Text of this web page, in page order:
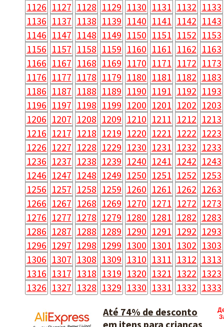
1126 1127 1128 1129 1130 1131 1132 1133
1136 1137 1138 1139 1140 1141 1142 1143
1146 1147 1148 1149 1150 1151 1152 1153
1156 1157 1158 1159 1160 1161 1162 1163
1166 1167 1168 1169 1170 1171 1172 1173
1176 1177 1178 1179 1180 1181 1182 1183
1186 1187 1188 1189 1190 1191 1192 1193
1196 1197 1198 1199 1200 1201 1202 1203
1206 1207 1208 1209 1210 1211 1212 1213
1216 1217 1218 1219 1220 1221 1222 1223
1226 1227 1228 1229 1230 1231 1232 1233
1236 1237 1238 1239 1240 1241 1242 1243
1246 1247 1248 1249 1250 1251 1252 1253
1256 1257 1258 1259 1260 1261 1262 1263
1266 1267 1268 1269 1270 1271 1272 1273
1276 1277 1278 1279 1280 1281 1282 1283
1286 1287 1288 1289 1290 1291 1292 1293
1296 1297 1298 1299 1300 1301 1302 1303
1306 1307 1308 1309 1310 1311 1312 1313
1316 1317 1318 1319 1320 1321 1322 1323
1326 1327 1328 1329 1330 1331 1332 1333
Até 74% de desconto
em itens para crianças